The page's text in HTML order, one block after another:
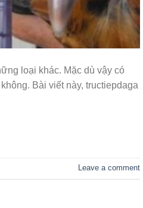
loại khác. Mặc dù vậy có
Bài viết này, tructiepdaga
Leave a comment